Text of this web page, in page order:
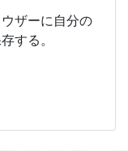
ザーに自分の
する。